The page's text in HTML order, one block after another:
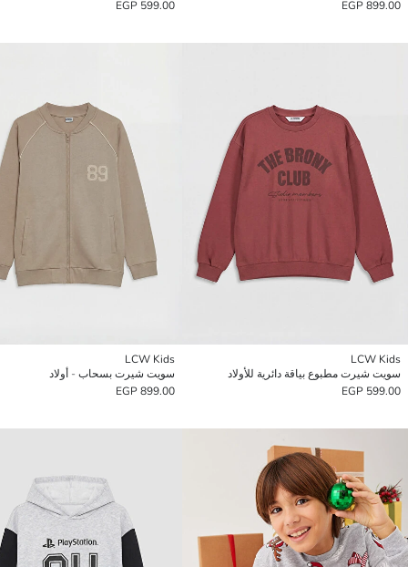
899.00 EGP
599.00 EGP
LCW Kids
سويت شيرت مطبوع بياقة دائرية للأولاد
599.00 EGP
LCW Kids
سويت شيرت بسحاب - أولاد
899.00 EGP